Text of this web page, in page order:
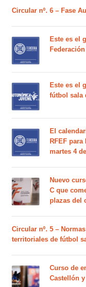
Circular nº. 6 – Fase
Este es el
Este es el
fútbol sala
El
RFEF para
martes 4
Nuevo
C que
plazas del
Circular nº. 5 –
territoriales de fútbol
Curso de
Castellón